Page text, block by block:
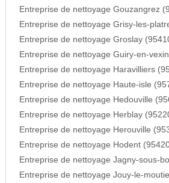
Entreprise de nettoyage Gouzangrez
Entreprise de nettoyage Grisy-les-
Entreprise de nettoyage Groslay
Entreprise de nettoyage Guiry-en-
Entreprise de nettoyage Haravilliers
Entreprise de nettoyage Haute-isle
Entreprise de nettoyage Hedouville
Entreprise de nettoyage Herblay
Entreprise de nettoyage Herouville
Entreprise de nettoyage Hodent
Entreprise de nettoyage Jagny-sous-
Entreprise de nettoyage Jouy-le-